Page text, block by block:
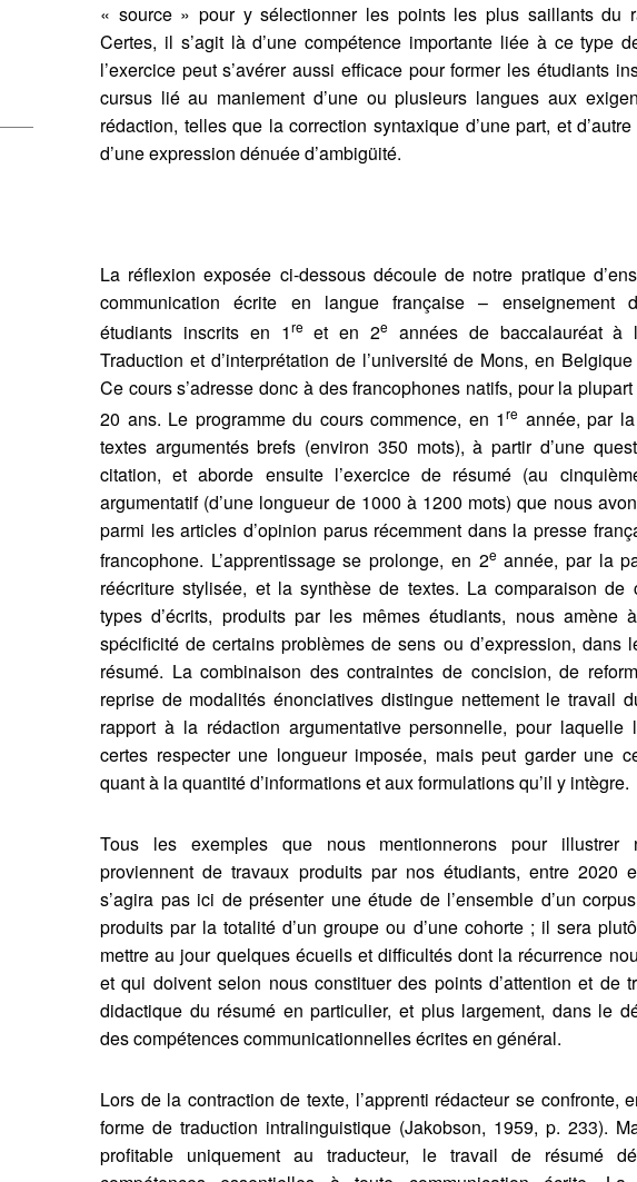
« source » pour y sélectionner les points les plus saillants du
Certes, il s’agit là d’une compétence importante liée à ce type
l’exercice peut s’avérer aussi efficace pour former les étudiants
cursus lié au maniement d’une ou plusieurs langues aux
rédaction, telles que la correction syntaxique d’une part, et
d’une expression dénuée d’ambigüité.
La réflexion exposée ci-dessous découle de notre pratique
communication écrite en langue française – enseignement
étudiants inscrits en 1reet en 2e années de baccalauréat à
Traduction et d’interprétation de l’université de Mons, en
Ce cours s’adresse donc à des francophones natifs, pour la
20 ans. Le programme du cours commence, en 1re année, par
textes argumentés brefs (environ 350 mots), à partir d’une
citation, et aborde ensuite l’exercice de résumé (au
argumentatif (d’une longueur de 1000 à 1200 mots) que nous
parmi les articles d’opinion parus récemment dans la presse
francophone. L’apprentissage se prolonge, en 2eannée, par la
réécriture stylisée, et la synthèse de textes. La comparaison de
types d’écrits, produits par les mêmes étudiants, nous amène
spécificité de certains problèmes de sens ou d’expression, dans
résumé. La combinaison des contraintes de concision, de
reprise de modalités énonciatives distingue nettement le travail
rapport à la rédaction argumentative personnelle, pour laquelle
certes respecter une longueur imposée, mais peut garder une
quant à la quantité d’informations et aux formulations qu’il y intègre.
Tous les exemples que nous mentionnerons pour illustrer
proviennent de travaux produits par nos étudiants, entre 2020
s’agira pas ici de présenter une étude de l’ensemble d’un
produits par la totalité d’un groupe ou d’une cohorte ; il sera
mettre au jour quelques écueils et difficultés dont la récurrence
et qui doivent selon nous constituer des points d’attention et de
didactique du résumé en particulier, et plus largement, dans le
des compétences communicationnelles écrites en général.
Lors de la contraction de texte, l’apprenti rédacteur se confronte,
forme de traduction intralinguistique (Jakobson, 1959, p. 233).
profitable uniquement au traducteur, le travail de résumé